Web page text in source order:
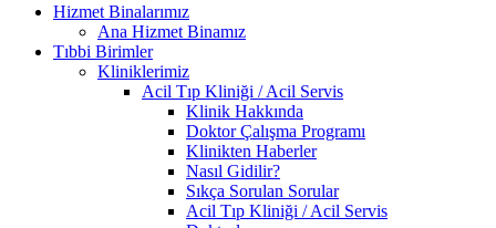
Hizmet Binalarımız
Ana Hizmet Binamız
Tıbbi Birimler
Kliniklerimiz
Acil Tıp Kliniği / Acil Servis
Klinik Hakkında
Doktor Çalışma Programı
Klinikten Haberler
Nasıl Gidilir?
Sıkça Sorulan Sorular
Acil Tıp Kliniği / Acil Servis